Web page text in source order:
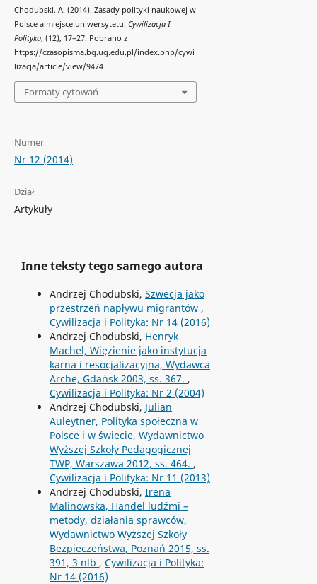
Chodubski, A. (2014). Zasady polityki naukowej w
Polsce a miejsce uniwersytetu. Cywilizacja I
Polityka, (12), 17–27. Pobrano z
https://czasopisma.bg.ug.edu.pl/index.php/cywi
lizacja/article/view/9474
Formaty cytowań
Numer
Nr 12 (2014)
Dział
Artykuły
Inne teksty tego samego autora
Andrzej Chodubski, Szwecja jako
przestrzeń napływu migrantów ,
Cywilizacja i Polityka: Nr 14 (2016)
Andrzej Chodubski, Henryk
Machel, Więzienie jako instytucja
karna i resocjalizacyjna, Wydawca
Arche, Gdańsk 2003, ss. 367. ,
Cywilizacja i Polityka: Nr 2 (2004)
Andrzej Chodubski, Julian
Auleytner, Polityka społeczna w
Polsce i w świecie, Wydawnictwo
Wyższej Szkoły Pedagogicznej
TWP, Warszawa 2012, ss. 464. ,
Cywilizacja i Polityka: Nr 11 (2013)
Andrzej Chodubski, Irena
Malinowska, Handel ludźmi –
metody, działania sprawców,
Wydawnictwo Wyższej Szkoły
Bezpieczeństwa, Poznań 2015, ss.
391, 3 nlb , Cywilizacja i Polityka:
Nr 14 (2016)